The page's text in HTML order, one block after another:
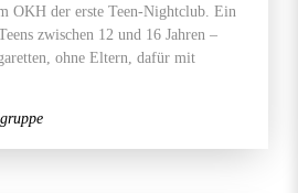
OKH der erste Teen-Nightclub. Ein
zwischen 12 und 16 Jahren –
ohne Eltern, dafür mit